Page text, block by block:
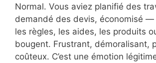
Normal. Vous aviez planifié des
demandé des devis, économisé —
les règles, les aides, les produits
bougent. Frustrant, démoralisant,
coûteux. C’est une émotion